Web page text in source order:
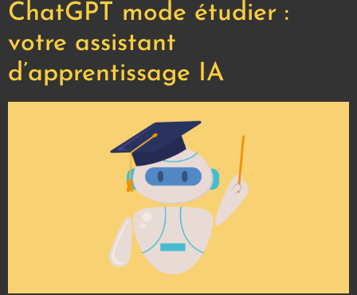
ChatGPT mode étudier :
votre assistant
d’apprentissage IA